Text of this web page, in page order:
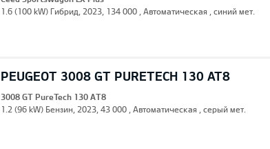
1.6 (100 kW) Гибрид, 2023, 134 000 , Автоматическая , синий мет.
PEUGEOT 3008 GT PURETECH 130 AT8
3008 GT PureTech 130 AT8
1.2 (96 kW) Бензин, 2023, 43 000 , Автоматическая , серый мет.